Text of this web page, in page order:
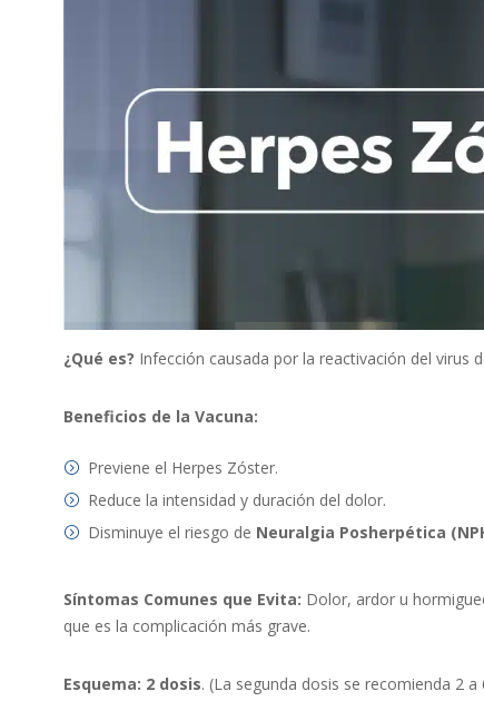
¿Qué es? Infección causada por la reactivación del virus
Beneficios de la Vacuna:
Previene el Herpes Zóster.
Reduce la intensidad y duración del dolor.
Disminuye el riesgo de Neuralgia Posherpética
Síntomas Comunes que Evita: Dolor, ardor u
que es la complicación más grave.
Esquema: 2 dosis. (La segunda dosis se recomienda 2